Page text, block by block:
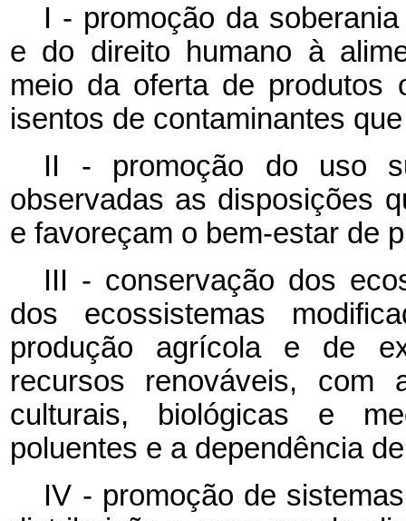
I - promoção da
e do direito humano à
meio da oferta de produtos
isentos de contaminantes
II - promoção do uso
observadas as disposições
e favoreçam o bem-estar de
III - conservação dos
dos ecossistemas
produção agrícola e de
recursos renováveis,
culturais, biológicas e
poluentes e a dependência
IV - promoção de